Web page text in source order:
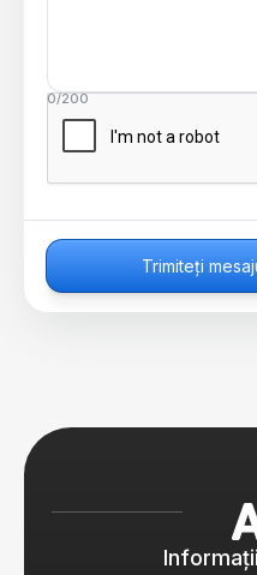
0/200
Trimiteți